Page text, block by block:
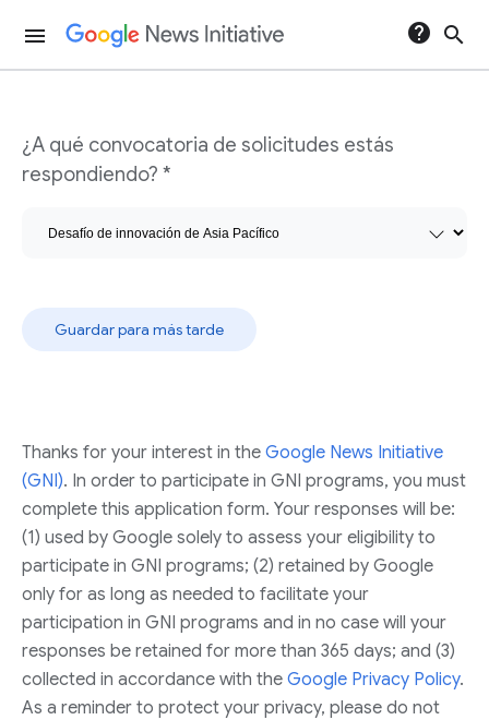
menu help search
Formulario del Desafío de innovación
¿A qué convocatoria de solicitudes estás
respondiendo? *
Guardar para más tarde
Thanks for your interest in the Google News Initiative
(GNI). In order to participate in GNI programs, you must
complete this application form. Your responses will be:
(1) used by Google solely to assess your eligibility to
participate in GNI programs; (2) retained by Google
only for as long as needed to facilitate your
participation in GNI programs and in no case will your
responses be retained for more than 365 days; and (3)
collected in accordance with the Google Privacy Policy.
As a reminder to protect your privacy, please do not